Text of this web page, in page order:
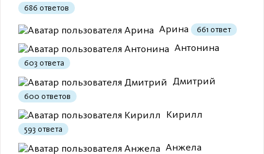
686 ответов
Арина 661 ответ
Антонина
603 ответа
Дмитрий
600 ответов
Кирилл
593 ответа
Анжела